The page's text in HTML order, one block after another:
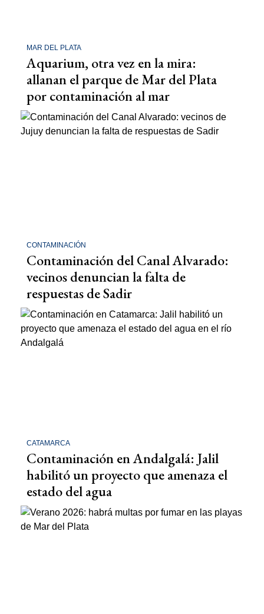
MAR DEL PLATA
Aquarium, otra vez en la mira:
allanan el parque de Mar del Plata
por contaminación al mar
CONTAMINACIÓN
Contaminación del Canal Alvarado:
vecinos denuncian la falta de
respuestas de Sadir
CATAMARCA
Contaminación en Andalgalá: Jalil
habilitó un proyecto que amenaza el
estado del agua